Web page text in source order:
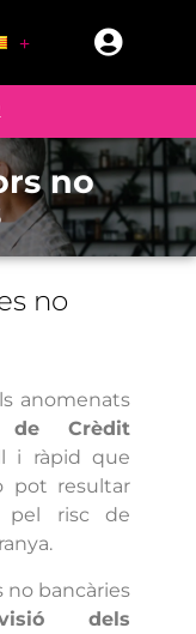
no
no
anomenats
de Crèdit
i ràpid que
pot resultar
pel risc de
bancàries
dels